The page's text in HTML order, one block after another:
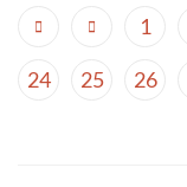
1
24 25 26